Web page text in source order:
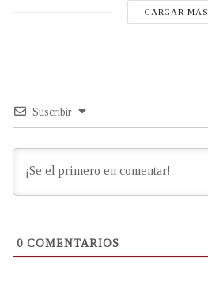
CARGAR MÁS
Suscribir
0 COMENTARIOS